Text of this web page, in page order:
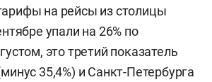
на рейсы из столицы
упали на 26% по
это третий показатель
35,4%) и Санкт-Петербурга